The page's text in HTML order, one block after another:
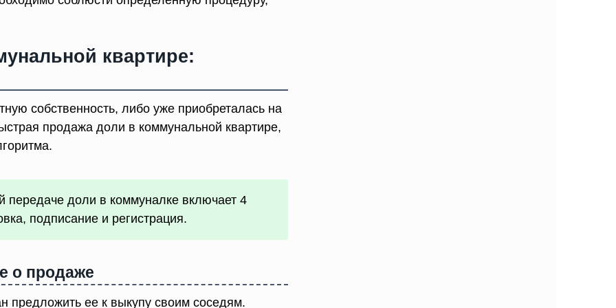
квартире:
собственность, либо уже приобреталась на
продажа доли в коммунальной квартире,
передаче доли в коммуналке включает 4
подписание и регистрация.
о продаже
ее к выкупу своим соседям.